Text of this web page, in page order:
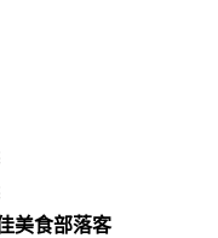
美食部落客